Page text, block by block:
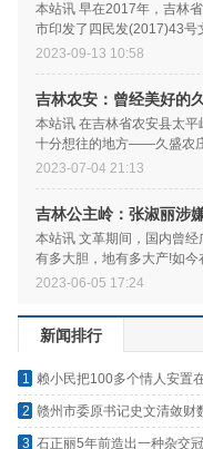
本站讯 早在2017年，吉林
市印发了四民发(2017)43号
四平市各社区持续巩...
2023-09-13 10:58
吉林农安：曾经美好的
之责
本站讯 在吉林省农安县太平
十分想往的地方——久盛农
湿地风貌、绿色农...
2023-07-04 21:13
吉林公主岭：张淑丽涉
安然
本站讯 文革期间，国内曾经
有多大胆，地有多大产!如
公主岭市，也出了...
2023-06-05 17:24
新闻排行
1 赖小民把100多个情人安置
都喊他爸爸
2
赣州市委原书记史文清敛财
载】
3 石正丽5年前造出一种杂交